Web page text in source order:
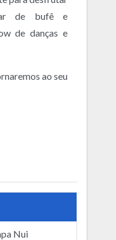
de bufê e
de danças e
ao seu
Nui